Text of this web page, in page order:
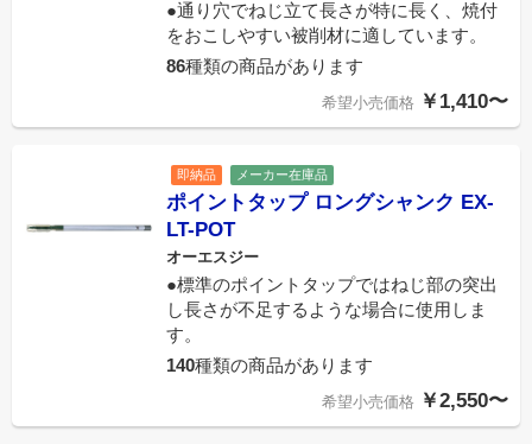
●通り穴でねじ立て長さが特に長く、焼付
をおこしやすい被削材に適しています。
86種類の商品があります
希望小売価格 ￥1,410〜
即納品 メーカー在庫品
ポイントタップ ロングシャンク EX-
LT-POT
オーエスジー
●標準のポイントタップではねじ部の突出
し長さが不足するような場合に使用しま
す。
140種類の商品があります
希望小売価格 ￥2,550〜